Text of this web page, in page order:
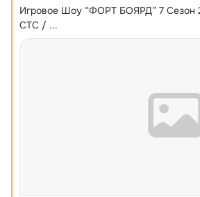
Игровое Шоу “ФОРТ БОЯРД” 7
СТС / ...